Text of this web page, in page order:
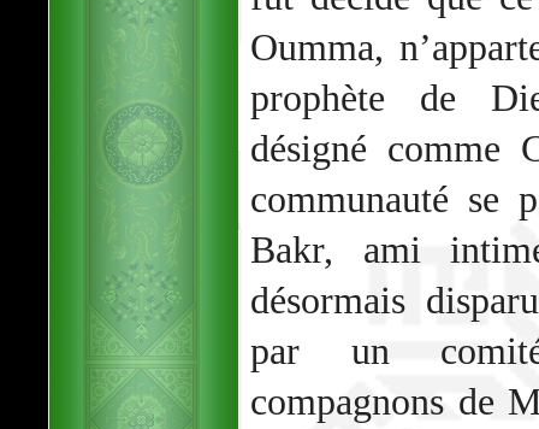
Oumma,
prophète de
désigné
communauté se
Bakr, ami
désormais
par un comité
compagnons de